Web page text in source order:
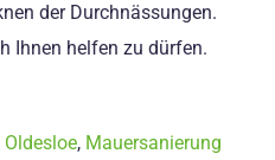
der Durchnässungen.
Ihnen helfen zu dürfen.
, Mauersanierung